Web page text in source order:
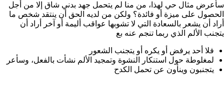
سأعرض مثال حي لهذا، من منا لم يتحمل جهد بدني شاق إلا من أجل
الحصول على ميزة أو فائدة؟ ولكن من لديه الحق أن ينتقد شخص ما
أراد أن يشعر بالسعادة التي لا تشوبها عواقب أليمة أو آخر أراد أن
يتجنب الألم الذي ربما تنجم عنه بع
فلا أحد يرفض أو يكره أو يتجنب الشعور
لمغلوطة حول استنكار النشوة وتمجيد الألم نشأت بالفعل، وسأعر
يتجنبون وينأون عن تحمل الكدح